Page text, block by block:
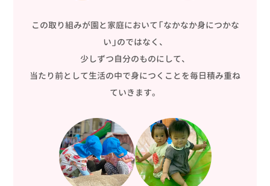
この取り組みが園と家庭において「なかなか身につかな
い」のではなく、
少しずつ自分のものにして、
当たり前として生活の中で身につくことを毎日積み重ね
ていきます。